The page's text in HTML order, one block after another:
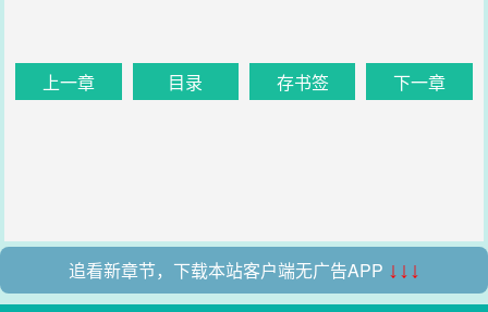
上一章 目录 存书签 下一章
追看新章节，下载本站客户端无广告APP ↓↓↓